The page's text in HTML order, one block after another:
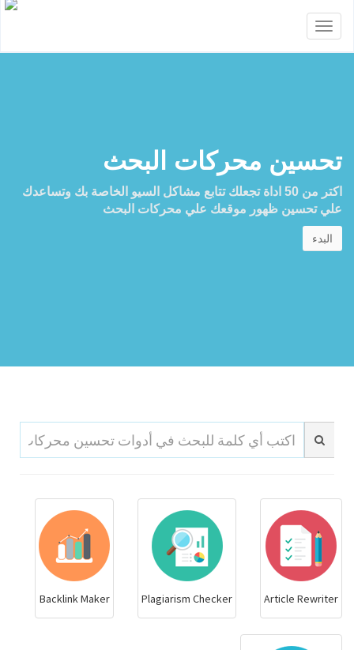
Toggle
navigation
تحسين محركات البحث
اكتر من 50 اداة تجعلك تتابع مشاكل السيو الخاصة بك وتساعدك
علي تحسين ظهور موقعك علي محركات البحث
البدء
Article Rewriter
Plagiarism Checker
Backlink Maker